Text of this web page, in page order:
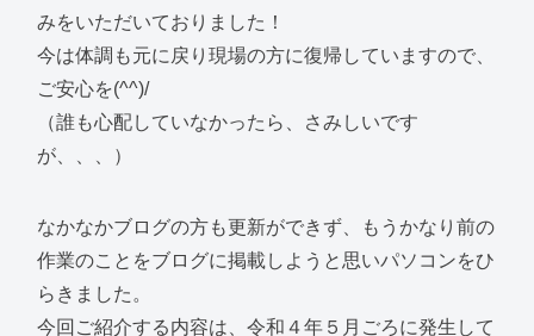
みをいただいておりました！
今は体調も元に戻り現場の方に復帰していますので、
ご安心を(^^)/
（誰も心配していなかったら、さみしいです
が、、、）
なかなかブログの方も更新ができず、もうかなり前の
作業のことをブログに掲載しようと思いパソコンをひ
らきました。
今回ご紹介する内容は、令和４年５月ごろに発生して